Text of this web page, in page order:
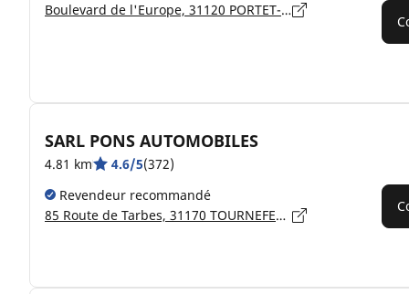
Boulevard de l'Europe, 31120 PORTET-SUR-GARONNE
SARL PONS AUTOMOBILES
4.81 km 4.6/5(372)
Revendeur recommandé
85 Route de Tarbes, 31170 TOURNEFEUILLE